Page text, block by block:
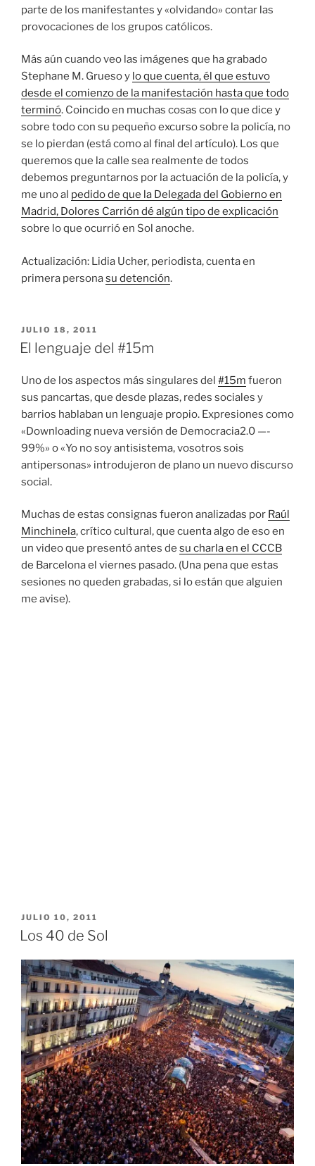
parte de los manifestantes y «olvidando» contar las
provocaciones de los grupos católicos.
Más aún cuando veo las imágenes que ha grabado
Stephane M. Grueso y lo que cuenta, él que estuvo
desde el comienzo de la manifestación hasta que todo
terminó. Coincido en muchas cosas con lo que dice y
sobre todo con su pequeño excurso sobre la policía, no
se lo pierdan (está como al final del artículo). Los que
queremos que la calle sea realmente de todos
debemos preguntarnos por la actuación de la policía, y
me uno al pedido de que la Delegada del Gobierno en
Madrid, Dolores Carrión dé algún tipo de explicación
sobre lo que ocurrió en Sol anoche.
Actualización: Lidia Ucher, periodista, cuenta en
primera personasu detención.
PUBLICADO
EL
JULIO 18, 2011
El lenguaje del #15m
Uno de los aspectos más singulares del #15m fueron
sus pancartas, que desde plazas, redes sociales y
barrios hablaban un lenguaje propio. Expresiones como
«Downloading nueva versión de Democracia2.0 —-
99%» o «Yo no soy antisistema, vosotros sois
antipersonas» introdujeron de plano un nuevo discurso
social.
Muchas de estas consignas fueron analizadas por Raúl
Minchinela, crítico cultural, que cuenta algo de eso en
un video que presentó antes de su charla en el CCCB
de Barcelona el viernes pasado. (Una pena que estas
sesiones no queden grabadas, si lo están que alguien
me avise).
PUBLICADO
EL
JULIO 10, 2011
Los 40 de Sol